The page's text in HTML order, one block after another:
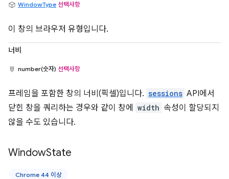
WindowType 선택사항
이 창의 브라우저 유형입니다.
너비
number(숫자) 선택사항
프레임을 포함한 창의 너비(픽셀)입니다. sessions API에서
닫힌 창을 쿼리하는 경우와 같이 창에
width 속성이 할당되지
않을 수도 있습니다.
WindowState
Chrome 44 이상